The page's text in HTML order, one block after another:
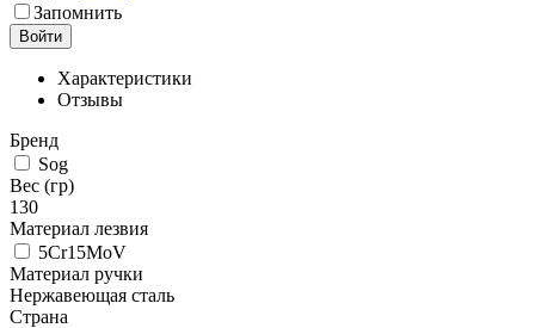
Запомнить
Войти
Характеристики
Отзывы
Бренд
Sog
Вес (гр)
130
Материал лезвия
5Cr15MoV
Материал ручки
Нержавеющая сталь
Страна